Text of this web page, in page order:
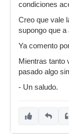
condiciones
Creo que vale
supongo que a
Ya comento
Mientras tanto
pasado algo
- Un saludo.